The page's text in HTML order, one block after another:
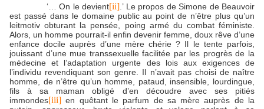
‘… On le devient[ii] .’ Le propos de Simone de Beauvoir
est passé dans le domaine public au point de n’être plus qu’un
leitmotiv obturant la pensée, poing armé du combat féministe.
Alors, un homme pourrait-il enfin devenir femme, doux rêve d’une
enfance docile auprès d’une mère chérie ? Il le tente parfois,
jouissant d’une mue transsexuelle facilitée par les progrès de la
médecine et l’adaptation urgente des lois aux exigences de
l’individu revendiquant son genre. Il n’avait pas choisi de naître
homme, de n’être qu’un homme, pataud, insensible, lourdingue,
fils à sa maman obligé d’en découdre avec ses pitiés
immondes[iii] en quêtant le parfum de sa mère auprès de la